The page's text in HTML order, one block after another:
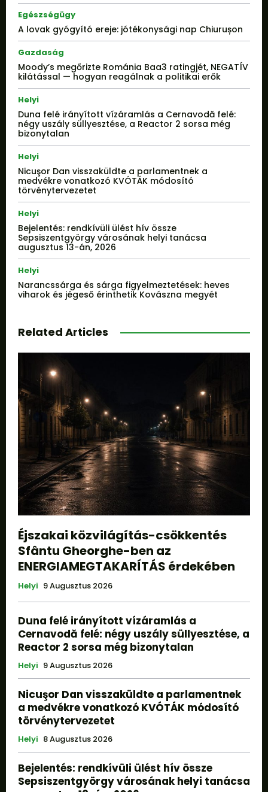
Egészségügy
A lovak gyógyító ereje: jótékonysági nap Chiurușon
Gazdaság
Moody’s megőrizte Románia Baa3 ratingjét, NEGATÍV
kilátással — hogyan reagálnak a politikai erők
Helyi
Duna felé irányított vízáramlás a Cernavodă felé:
négy uszály süllyesztése, a Reactor 2 sorsa még
bizonytalan
Helyi
Nicuşor Dan visszaküldte a parlamentnek a
medvékre vonatkozó KVÓTÁK módosító
törvénytervezetet
Helyi
Bejelentés: rendkívüli ülést hív össze
Sepsiszentgyörgy városának helyi tanácsa
augusztus 13-án, 2026
Helyi
Narancssárga és sárga figyelmeztetések: heves
viharok és jégeső érinthetik Kovászna megyét
Related Articles
Éjszakai közvilágítás-csökkentés
Sfântu Gheorghe-ben az
ENERGIAMEGTAKARÍTÁS érdekében
Helyi 9 Augusztus 2026
Duna felé irányított vízáramlás a
Cernavodă felé: négy uszály süllyesztése, a
Reactor 2 sorsa még bizonytalan
Helyi 9 Augusztus 2026
Nicuşor Dan visszaküldte a parlamentnek
a medvékre vonatkozó KVÓTÁK módosító
törvénytervezetet
Helyi 8 Augusztus 2026
Bejelentés: rendkívüli ülést hív össze
Sepsiszentgyörgy városának helyi tanácsa